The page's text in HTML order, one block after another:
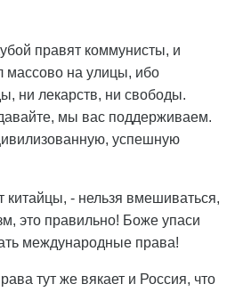
правят коммунисты, и
массово на улицы, ибо
ни лекарств, ни свободы.
мы вас поддерживаем.
успешную
китайцы, - нельзя вмешиваться,
это правильно! Боже упаси
международные права!
тут же вякает и Россия, что